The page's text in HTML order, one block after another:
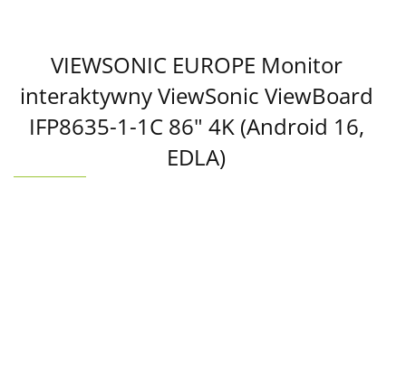
VIEWSONIC EUROPE Monitor
interaktywny ViewSonic ViewBoard
IFP8635-1-1C 86" 4K (Android 16,
EDLA)